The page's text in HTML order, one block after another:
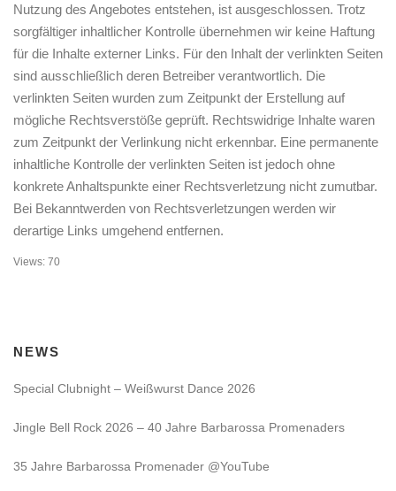
Nutzung des Angebotes entstehen, ist ausgeschlossen. Trotz
sorgfältiger inhaltlicher Kontrolle übernehmen wir keine Haftung
für die Inhalte externer Links. Für den Inhalt der verlinkten Seiten
sind ausschließlich deren Betreiber verantwortlich. Die
verlinkten Seiten wurden zum Zeitpunkt der Erstellung auf
mögliche Rechtsverstöße geprüft. Rechtswidrige Inhalte waren
zum Zeitpunkt der Verlinkung nicht erkennbar. Eine permanente
inhaltliche Kontrolle der verlinkten Seiten ist jedoch ohne
konkrete Anhaltspunkte einer Rechtsverletzung nicht zumutbar.
Bei Bekanntwerden von Rechtsverletzungen werden wir
derartige Links umgehend entfernen.
Views: 70
NEWS
Special Clubnight – Weißwurst Dance 2026
Jingle Bell Rock 2026 – 40 Jahre Barbarossa Promenaders
35 Jahre Barbarossa Promenader @YouTube